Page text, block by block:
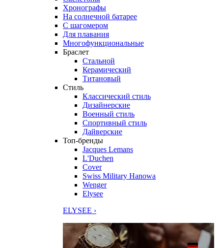
Хронографы
На солнечной батарее
С шагомером
Для плавания
Многофункциональные
Браслет
Стальной
Керамический
Титановый
Стиль
Классический стиль
Дизайнерские
Военный стиль
Спортивный стиль
Дайверские
Топ-бренды
Jacques Lemans
L'Duchen
Cover
Swiss Military Hanowa
Wenger
Elysee
ELYSEE ›